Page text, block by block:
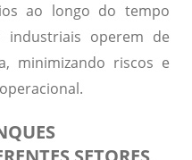
ao longo do tempo
operem de
minimizando riscos e